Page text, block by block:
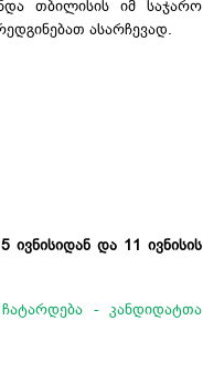
თბილისის იმ საჯარო
ასარჩევად.
ივნისიდან და 11 ივნისის
- კანდიდატთა